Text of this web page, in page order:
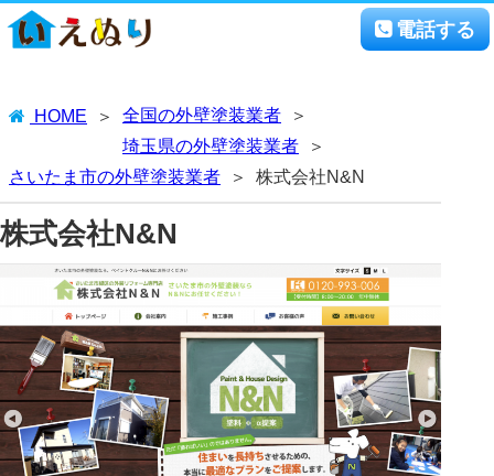
電話する
HOME
全国の外壁塗装業者
埼玉県の外壁塗装業者
さいたま市の外壁塗装業者
株式会社N&N
株式会社N&N